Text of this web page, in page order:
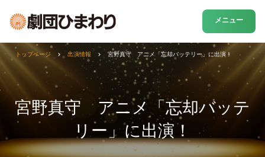
メニュー
宮野真守 アニメ「忘却バッテ
リー」に出演！
トップページ 出演情報 宮野真守 アニメ「忘却バッテリー」に出演！